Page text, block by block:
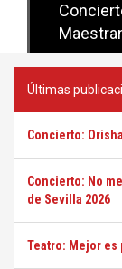
Sevilla
Últimas
Concierto:
Concierto: No
de Sevilla 2026
Teatro: Mejor es